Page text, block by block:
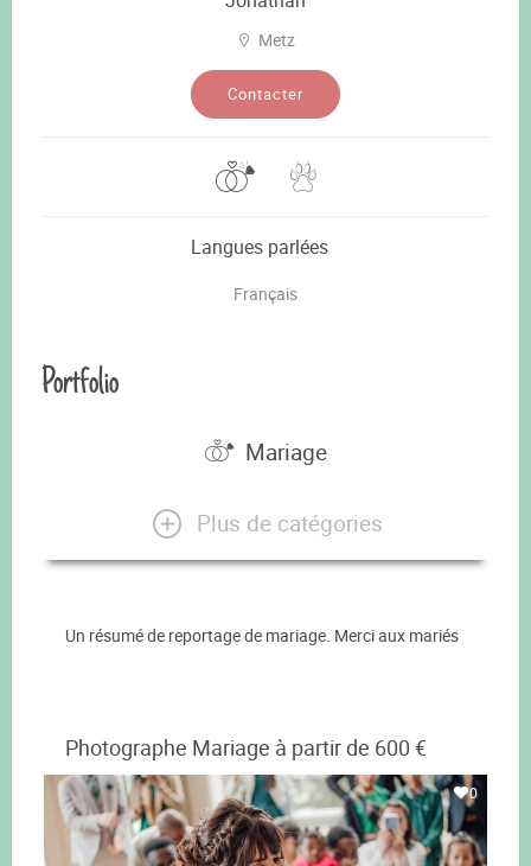
Metz
Contacter
Langues parlées
Français
Portfolio
Mariage
Plus de catégories
Un résumé de reportage de mariage. Merci aux mariés
Photographe Mariage à partir de 600 €
0